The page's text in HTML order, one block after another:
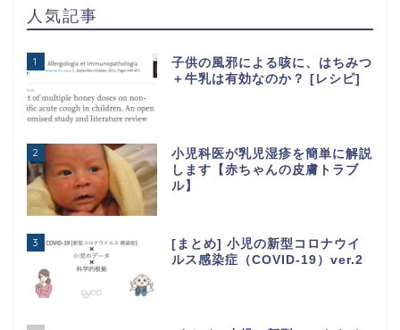
人気記事
1
子供の風邪による咳に、はちみつ
＋牛乳は有効なのか？ [レシピ]
2
小児科医が乳児湿疹を簡単に解説
します【赤ちゃんの皮膚トラブ
ル】
3
[まとめ] 小児の新型コロナウイ
ルス感染症（COVID-19）ver.2